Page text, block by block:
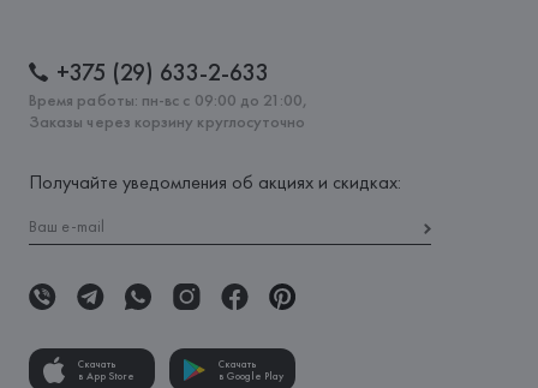
+375 (29) 633-2-633
Время работы: пн-вс с 09:00 до 21:00,
Заказы через корзину круглосуточно
Получайте уведомления об акциях и скидках:
Скачать
в App Store
Скачать
в Google Play